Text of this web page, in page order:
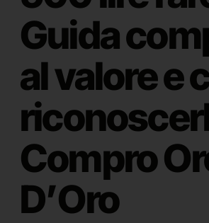
Guida
al valore e
Compro
D’Oro